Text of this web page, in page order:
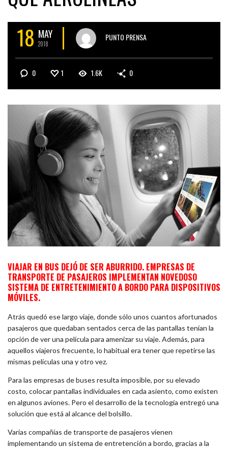
18 MAY
2018
PUNTO PRENSA
0 1 1.6K 0
VIAJAR EN BUS DEJÓ DE SER ABURRIDO. EMPRESAS DE
TRANSPORTE DE PASAJEROS IMPLEMENTAN NOVEDOSO
SISTEMA DE ENTRETENIMIENTO A BORDO PARA DISPOSITIVOS
MÓVILES.
Atrás quedó ese largo viaje, donde sólo unos cuantos afortunados
pasajeros que quedaban sentados cerca de las pantallas tenían la
opción de ver una película para amenizar su viaje. Además, para
aquellos viajeros frecuente, lo habitual era tener que repetirse las
mismas películas una y otro vez.
Para las empresas de buses resulta imposible, por su elevado
costo, colocar pantallas individuales en cada asiento, como existen
en algunos aviones. Pero el desarrollo de la tecnología entregó una
solución que está al alcance del bolsillo.
Varias compañías de transporte de pasajeros vienen
implementando un sistema de entretención a bordo, gracias a la